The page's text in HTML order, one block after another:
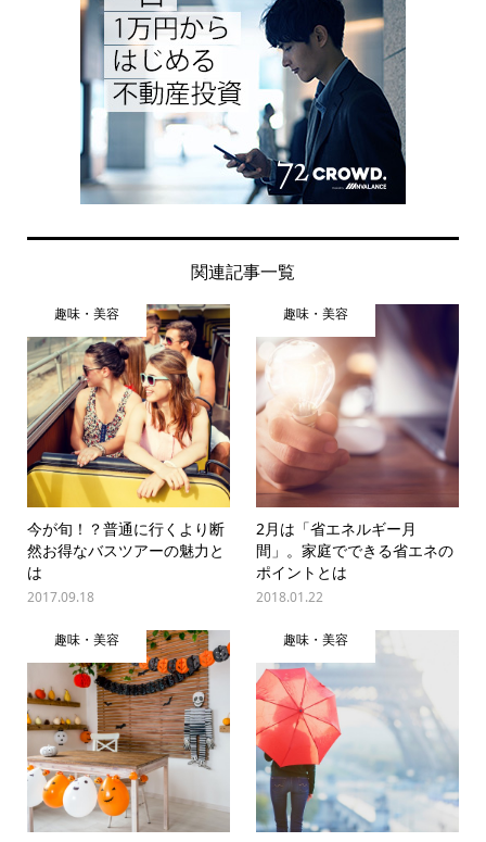
関連記事一覧
趣味・美容
今が旬！？普通に行くより断
然お得なバスツアーの魅力と
は
2017.09.18
趣味・美容
2月は「省エネルギー月
間」。家庭でできる省エネの
ポイントとは
2018.01.22
趣味・美容 趣味・美容